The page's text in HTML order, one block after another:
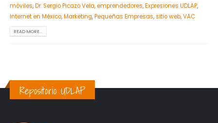
móviles,Dr. Sergio Picazo Vela,emprendedores,Expresiones UDLAP,
Internet en México,Marketing,Pequeñas Empresas,sitio web,VAC
READ MORE...
Repositorio UDLAP